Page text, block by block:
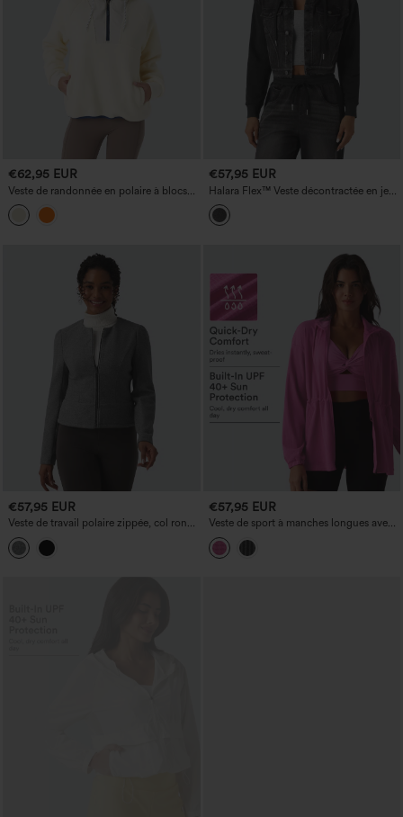
€62,95 EUR
Veste de randonnée en polaire à blocs
de couleur, à capuche avec cordon,
demi-fermeture éclair, manches longues
et poches
€57,95 EUR
Halara Flex™ Veste décontractée en jean
patchwork à capuche avec cordon,
manches longues
€57,95 EUR
Veste de travail polaire zippée, col rond
et manches longues
€57,95 EUR
Veste de sport à manches longues avec
cordon intérieur, séchage rapide —
UPF40+